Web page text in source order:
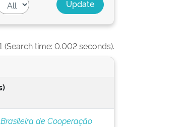
(Search time: 0.002 seconds).
de Cooperação